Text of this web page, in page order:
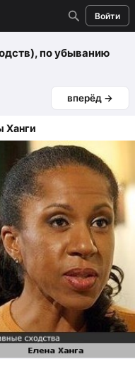
Войти
, по убыванию
вперёд →
Ханги